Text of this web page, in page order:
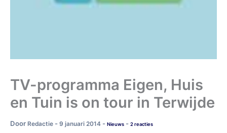
TV-programma Eigen, Huis
en Tuin is on tour in Terwijde
Door Redactie - 9 januari 2014 - Nieuws - 2 reacties